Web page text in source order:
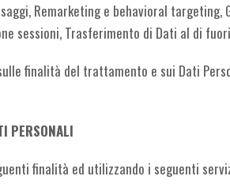
Remarketing e behavioral
sessioni, Trasferimento di Dati al di
finalità del trattamento e sui Dati
PERSONALI
finalità ed utilizzando i seguenti